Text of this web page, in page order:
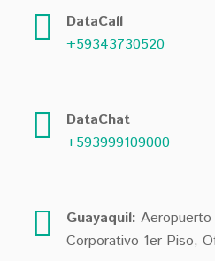
DataCall
+59343730520
DataChat
+593999109000
Guayaquil:
Corporativo 1er Piso,